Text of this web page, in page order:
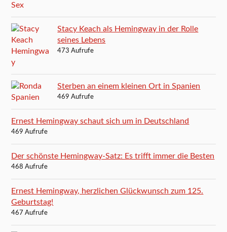
Stacy Keach als Hemingway in der Rolle
seines Lebens
473 Aufrufe
Sterben an einem kleinen Ort in Spanien
469 Aufrufe
Ernest Hemingway schaut sich um in Deutschland
469 Aufrufe
Der schönste Hemingway-Satz: Es trifft immer die Besten
468 Aufrufe
Ernest Hemingway, herzlichen Glückwunsch zum 125.
Geburtstag!
467 Aufrufe